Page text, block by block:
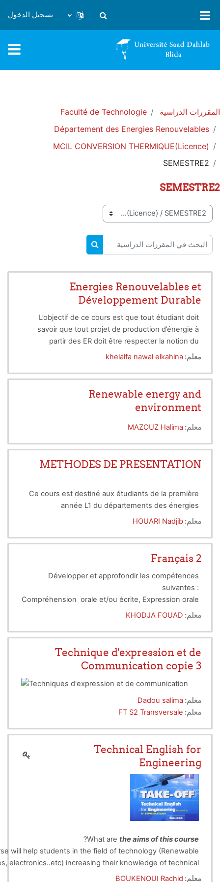
تبديل إدخال البحث
تسجيل الدخول
المقررات الدراسية
Faculté de Technologie
Département des Energies Renouvelables
MCIL CONVERSION THERMIQUE(Licence)
SEMESTRE2
SEMESTRE2
تصنيفات المقررات
البحث في المقررات الدراسية
البحث في المقررات الدراسية
Energies Renouvelables et
Développement Durable
L’objectif de ce cours est que tout étudiant doit
savoir que tout projet de production d’énergie à
partir des ER doit être respecter la notion du
développement durable et cela pour assurer la
connaissance des enjeux mondiaux à moyen et
long terme en lien avec la contribution des énergies
renouvelables, dans le contexte global du
développement des sociétés et des problèmes
d’environnement planétaire. Il s’agit là d’apporter au
renouvelables dans les avenirs possibles des
systèmes énergétiques, de donner enfin des pistes
de réflexion et des ordres de grandeur sur les
معلم: khelalfa nawal elkahina
Renewable energy and
environment
معلم: MAZOUZ Halima
METHODES DE PRESENTATION
Ce cours est destiné aux étudiants de la première
année L1 du départements des énergies
renouvelables
معلم: HOUARI Nadjib
Français 2
Développer et approfondir les compétences
suivantes :
Compréhension orale et/ou écrite, Expression orale
et/ou écrite, à travers l’étude de textes.
معلم: KHODJA FOUAD
Technique d'expression et de
Communication copie 3
معلم: Dadou salima
معلم: FT S2 Transversale
Technical English for
Engineering
What are the aims of this course
?
will help students in the field of technology (Renewable
electronics..etc) increasing their knowledge of technical
and develop their vocabulary. It covers the core language
معلم: BOUKENOUI Rachid